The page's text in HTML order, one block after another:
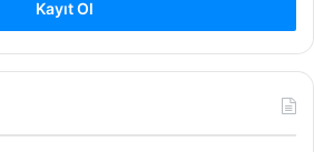
Kayıt Ol